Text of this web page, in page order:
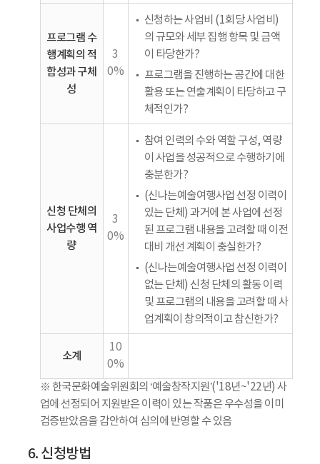
프로그램 수
행계획의 적
합성과 구체
성
3
0%
신청하는 사업비 (1회당 사업비)
의 규모와 세부 집행 항목 및 금액
이 타당한가?
프로그램을 진행하는 공간에 대한
활용 또는 연출계획이 타당하고 구
체적인가?
신청 단체의
사업수행 역
량
3
0%
참여 인력의 수와 역할 구성, 역량
이 사업을 성공적으로 수행하기에
충분한가?
(신나는예술여행사업 선정 이력이
있는 단체) 과거에 본 사업에 선정
된 프로그램 내용을 고려할 때 이전
대비 개선 계획이 충실한가?
(신나는예술여행사업 선정 이력이
없는 단체) 신청 단체의 활동 이력
및 프로그램의 내용을 고려할 때 사
업계획이 창의적이고 참신한가?
소계
10
0%
※ 한국문화예술위원회의 ‘예술창작지원’('18년~'22년) 사
업에 선정되어 지원받은 이력이 있는 작품은 우수성을 이미
검증받았음을 감안하여 심의에 반영할 수 있음
6. 신청방법